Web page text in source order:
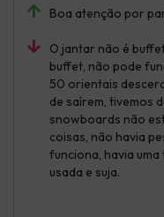
Boa atenção por
O jantar não é
buffet, não pode
50 orientais
de saírem, tivemos
snowboards não
coisas, não havia
funciona, havia
usada e suja.